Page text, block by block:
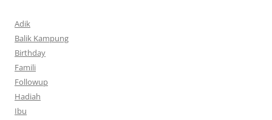
Adik
Balik Kampung
Birthday
Famili
Followup
Hadiah
Ibu